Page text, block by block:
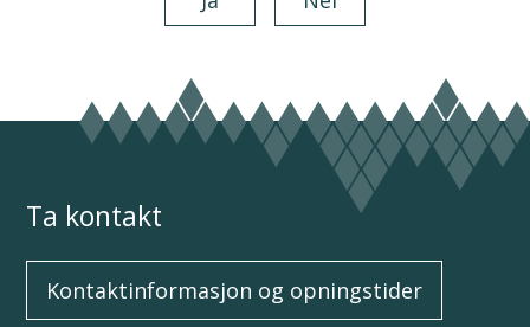
Ta kontakt
Kontaktinformasjon og opningstider